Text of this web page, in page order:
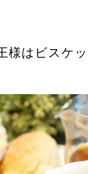
様はビスケ